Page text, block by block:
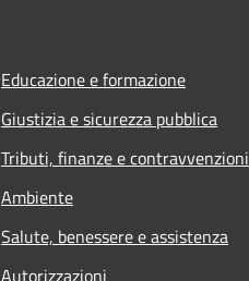
Educazione e formazione
Giustizia e sicurezza pubblica
Tributi, finanze e contravvenzioni
Ambiente
Salute, benessere e assistenza
Autorizzazioni